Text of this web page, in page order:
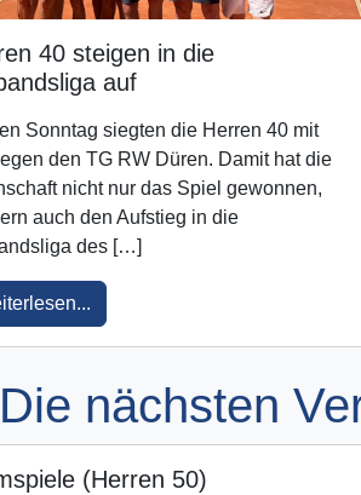
40 steigen in die
auf
Sonntag siegten die Herren 40 mit
den TG RW Düren. Damit hat die
nicht nur das Spiel gewonnen,
auch den Aufstieg in die
des […]
Die nächsten
(Herren 50)